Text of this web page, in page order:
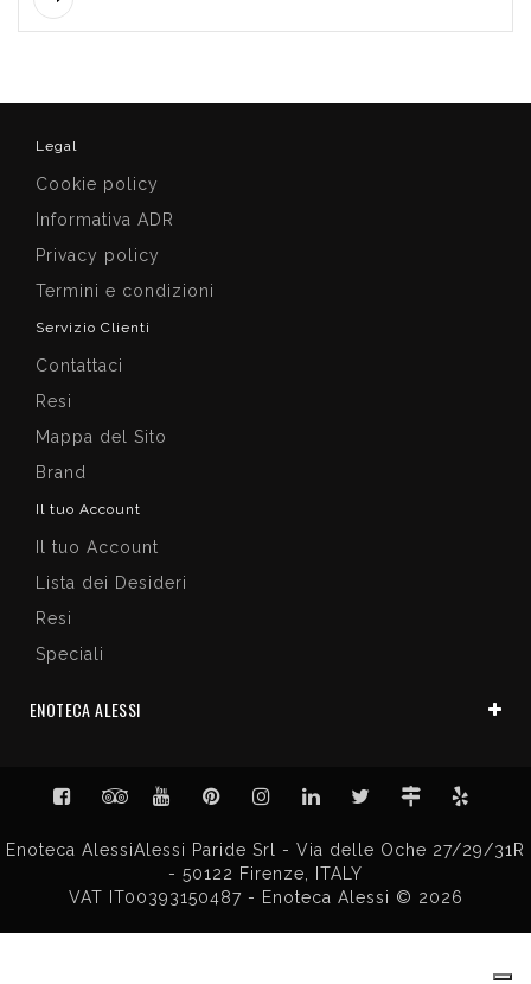
Legal
Cookie policy
Informativa ADR
Privacy policy
Termini e condizioni
Servizio Clienti
Contattaci
Resi
Mappa del Sito
Brand
Il tuo Account
Il tuo Account
Lista dei Desideri
Resi
Speciali
ENOTECA ALESSI
Enoteca AlessiAlessi Paride Srl - Via delle Oche 27/29/31R
- 50122 Firenze, ITALY
VAT IT00393150487 - Enoteca Alessi © 2026